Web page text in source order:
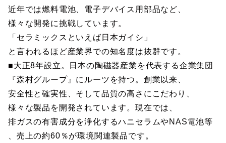
近年では燃料電池、電子デバイス用部品など、
様々な開発に挑戦しています。
「セラミックスといえば日本ガイシ」
と言われるほど産業界での知名度は抜群です。
■大正8年設立。日本の陶磁器産業を代表する企業集団
『森村グループ』にルーツを持つ。創業以来、
安全性と確実性、そして品質の高さにこだわり、
様々な製品を開発されています。現在では、
排ガスの有害成分を浄化するハニセラムやNAS電池等
、売上の約60％が環境関連製品です。